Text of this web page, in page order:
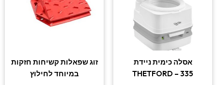
אסלה כימית ניידת
THETFORD – 335
זוג שפאלות קשיחות חזקות
במיוחד לחילוץ